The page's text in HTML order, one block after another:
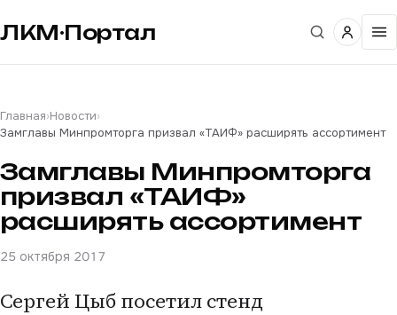
ЛКМ·Портал
Главная›Новости›
Замглавы Минпромторга призвал «ТАИФ» расширять ассортимент
Замглавы Минпромторга
призвал «ТАИФ»
расширять ассортимент
25 октября 2017
Сергей Цыб посетил стенд